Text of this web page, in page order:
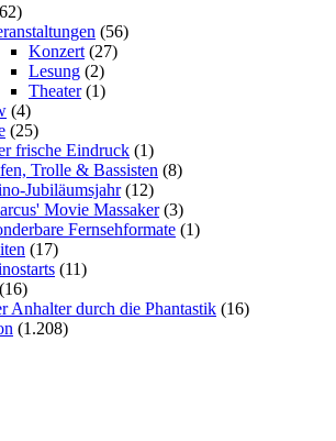
(56)
Konzert (27)
Lesung (2)
Theater(1)
(4)
(25)
frische Eindruck (1)
Trolle & Bassisten (8)
Jubiläumsjahr(12)
Movie Massaker(3)
Fernsehformate (1)
(17)
(11)
(16)
Anhalter durch die Phantastik (16)
(1.208)